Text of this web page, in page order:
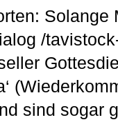
Solange
/
sind sogar